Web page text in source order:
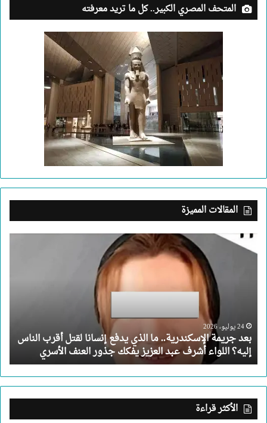
المتحف المصري الكبير.. كل ما تريد معرفته
المقالات المميزة
بعد
جريمة
لقتل
أقرب
الناس
إليه؟
اللواء
أشرف
عبد
العزيز
24 يوليو، 2026
بعد جريمة الإسكندرية.. ما الذي يدفع إنسانا لقتل أقرب الناس
إليه؟ اللواء أشرف عبد العزيز يفكك جذور العنف الأسري
الأكثر قراءة